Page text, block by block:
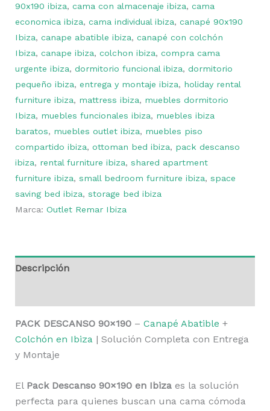
90x190 ibiza, cama con almacenaje ibiza, cama
economica ibiza, cama individual ibiza, canapé 90x190
Ibiza, canape abatible ibiza, canapé con colchón
Ibiza, canape ibiza, colchon ibiza, compra cama
urgente ibiza, dormitorio funcional ibiza, dormitorio
pequeño ibiza, entrega y montaje ibiza, holiday rental
furniture ibiza, mattress ibiza, muebles dormitorio
Ibiza, muebles funcionales ibiza, muebles ibiza
baratos, muebles outlet ibiza, muebles piso
compartido ibiza, ottoman bed ibiza, pack descanso
ibiza, rental furniture ibiza, shared apartment
furniture ibiza, small bedroom furniture ibiza, space
saving bed ibiza, storage bed ibiza
Marca: Outlet Remar Ibiza
Descripción
PACK DESCANSO 90×190– Canapé Abatible +
Colchón en Ibiza| Solución Completa con Entrega
y Montaje
El Pack Descanso 90×190 en Ibizaes la solución
perfecta para quienes buscan una cama cómoda